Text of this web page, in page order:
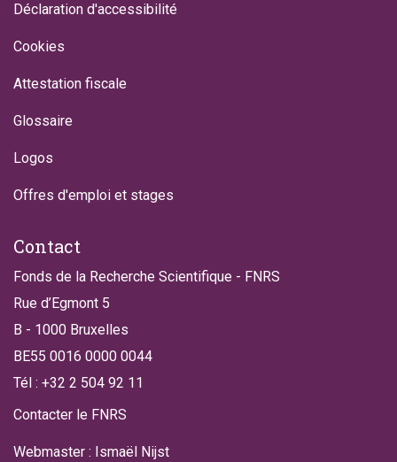
Déclaration d'accessibilité
Cookies
Attestation fiscale
Glossaire
Logos
Offres d'emploi et stages
Contact
Fonds de la Recherche Scientifique - FNRS
Rue d’Egmont 5
B - 1000 Bruxelles
BE55 0016 0000 0044
Tél : +32 2 504 92 11
Contacter le FNRS
Webmaster : Ismaël Nijst